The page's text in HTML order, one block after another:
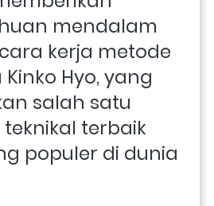
mendalam
kerja metode
Hyo, yang
salah satu
terbaik
populer di dunia